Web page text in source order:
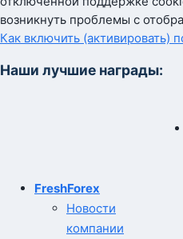
возникнуть проблемы с
Как включить (активировать)
Наши лучшие награды:
FreshForex
Новости
компании